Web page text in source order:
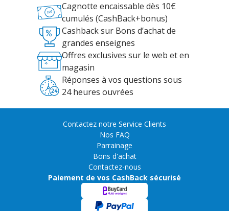
Cagnotte encaissable dès 10€
cumulés (CashBack+bonus)
Cashback sur Bons d’achat de
grandes enseignes
Offres exclusives sur le web et en
magasin
Réponses à vos questions sous
24 heures ouvrées
Contactez notre Service Clients
Nos FAQ
Parrainage
Bons d'achat
Contactez-nous
Paiement de vos CashBack sécurisé